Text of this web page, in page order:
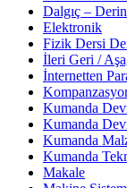
Dalgıç –
Elektronik
Fizik Dersi
İleri Geri /
İnternetten
Kumanda
Kumanda
Kumanda
Kumanda
Makale